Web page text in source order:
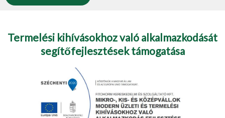
Termelési kihívásokhoz való alkalmazkodását
segítőfejlesztések támogatása